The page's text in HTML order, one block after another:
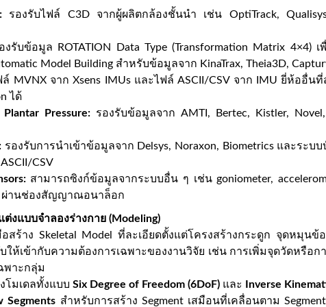
รองรับไฟล์ C3D จากผู้ผลิตกล้องชั้นนำ เช่น OptiTrack,
รับข้อมูล ROTATION Data Type (Transformation Matrix 4×4)
Model Building สำหรับข้อมูลจาก KinaTrax, Theia3D,
MVNX จาก Xsens IMUs และไฟล์ ASCII/CSV จาก IMU ยี่ห้ออื่น
ได้
Pressure:รองรับข้อมูลจาก AMTI, Bertec, Kistler, Novel,
รองรับการนำเข้าข้อมูลจาก Delsys, Noraxon, Biometrics และร
CSV
สามารถซิงก์ข้อมูลจากระบบอื่น ๆ เช่น goniometer,
ผ่านช่องสัญญาณอนาล็อก
งแบบจำลองร่างกาย (Modeling)
อสร้าง Skeletal Model ที่ละเอียดตั้งแต่โครงสร้างกระดูก จุดหมุน
ให้เข้ากับความต้องการเฉพาะของงานวิจัย เช่น การเพิ่มจุดวัดหรือ
พาะกลุ่ม
โมเดลทั้งแบบ Six Degree of Freedom (6DoF)และ
Inverse
Segments สำหรับการสร้าง Segment เสมือนที่เคลื่อนตาม